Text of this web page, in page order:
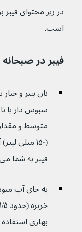
در زیر محتوای
است.
فیبر در صبحانه
نان پنیر و
فیبر به شما
بهاری